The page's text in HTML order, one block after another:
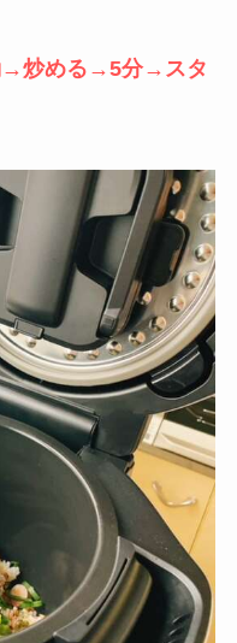
→炒める→5分→スタ